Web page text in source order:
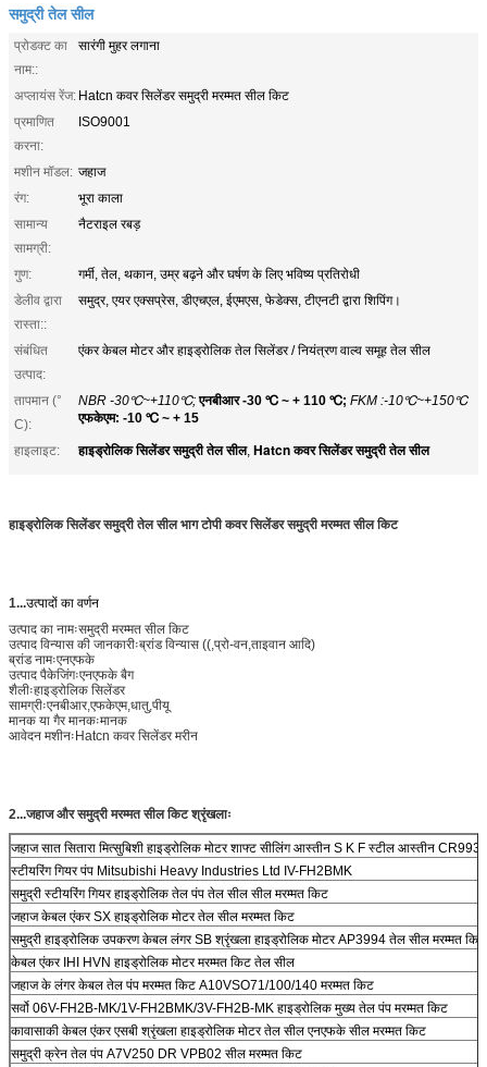
समुद्री तेल सील
प्रोडक्ट का
नाम::
सारंगी मुहर लगाना
अप्लायंस रेंज: Hatcn कवर सिलेंडर समुद्री मरम्मत सील किट
प्रमाणित
करना:
ISO9001
मशीन मॉडल: जहाज
रंग:
भूरा काला
सामान्य
सामग्री:
नैटराइल रबड़
गुण:
गर्मी, तेल, थकान, उम्र बढ़ने और घर्षण के लिए भविष्य प्रतिरोधी
डेलीव द्वारा
रास्ता::
समुद्र, एयर एक्सप्रेस, डीएचएल, ईएमएस, फेडेक्स, टीएनटी द्वारा शिपिंग।
संबंधित
उत्पाद:
एंकर केबल मोटर और हाइड्रोलिक तेल सिलेंडर / नियंत्रण वाल्व समूह तेल सील
तापमान (°
C):
NBR -30℃~+110℃; एनबीआर -30 ℃ ~ + 110 ℃; FKM :-10℃~+150℃
एफकेएम: -10 ℃ ~ + 15
हाइलाइट: हाइड्रोलिक सिलेंडर समुद्री तेल सील, Hatcn कवर सिलेंडर समुद्री तेल सील
हाइड्रोलिक सिलेंडर समुद्री तेल सील भाग टोपी कवर सिलेंडर समुद्री मरम्मत सील किट
1...उत्पादों का वर्णन
उत्पाद का नामःसमुद्री मरम्मत सील किट
उत्पाद विन्यास की जानकारीःब्रांड विन्यास ((,प्रो-वन,ताइवान आदि)
ब्रांड नामःएनएफके
उत्पाद पैकेजिंगःएनएफके बैग
शैलीःहाइड्रोलिक सिलेंडर
सामग्रीःएनबीआर,एफकेएम,धातु,पीयू
मानक या गैर मानकःमानक
आवेदन मशीनःHatcn कवर सिलेंडर मरीन
2...जहाज और समुद्री मरम्मत सील किट श्रृंखलाः
जहाज सात सितारा मित्सुबिशी हाइड्रोलिक मोटर शाफ्ट सीलिंग आस्तीन S K F स्टील आस्तीन
स्टीयरिंग गियर पंप Mitsubishi Heavy Industries Ltd IV-FH2BMK
समुद्री स्टीयरिंग गियर हाइड्रोलिक तेल पंप तेल सील सील मरम्मत किट
जहाज केबल एंकर SX हाइड्रोलिक मोटर तेल सील मरम्मत किट
समुद्री हाइड्रोलिक उपकरण केबल लंगर SB श्रृंखला हाइड्रोलिक मोटर AP3994 तेल सील मरम्मत किट
केबल एंकर IHI HVN हाइड्रोलिक मोटर मरम्मत किट तेल सील
जहाज के लंगर केबल तेल पंप मरम्मत किट A10VSO71/100/140 मरम्मत किट
सर्वो 06V-FH2B-MK/1V-FH2BMK/3V-FH2B-MK हाइड्रोलिक मुख्य तेल पंप मरम्मत किट
कावासाकी केबल एंकर एसबी श्रृंखला हाइड्रोलिक मोटर तेल सील एनएफके सील मरम्मत किट
समुद्री क्रेन तेल पंप A7V250 DR VPB02 सील मरम्मत किट